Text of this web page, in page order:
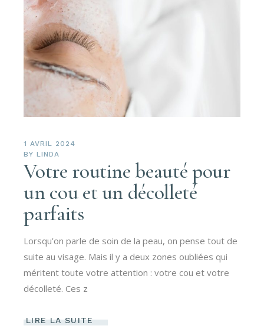
1 AVRIL 2024
BY LINDA
Votre routine beauté pour
un cou et un décolleté
parfaits
Lorsqu’on parle de soin de la peau, on pense tout de
suite au visage. Mais il y a deux zones oubliées qui
méritent toute votre attention : votre cou et votre
décolleté. Ces z
LIRE LA SUITE